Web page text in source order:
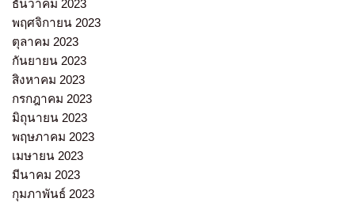
ธันวาคม 2023
พฤศจิกายน 2023
ตุลาคม 2023
กันยายน 2023
สิงหาคม 2023
กรกฎาคม 2023
มิถุนายน 2023
พฤษภาคม 2023
เมษายน 2023
มีนาคม 2023
กุมภาพันธ์ 2023